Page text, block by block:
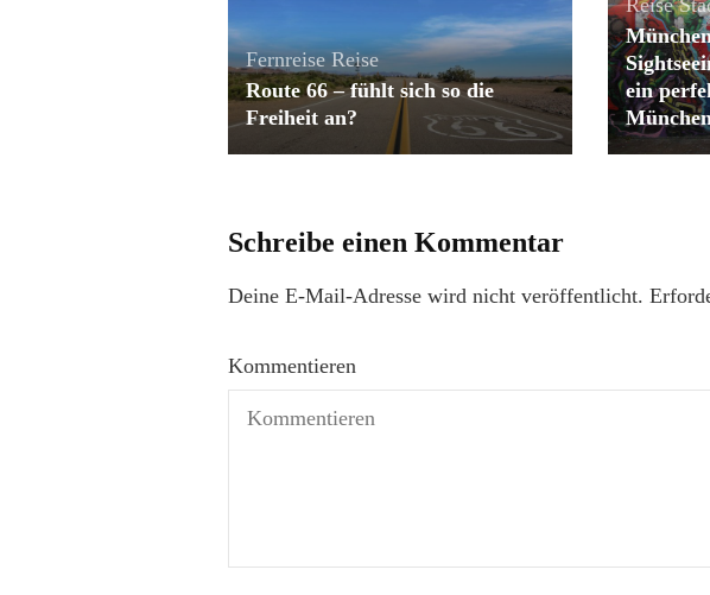
Fernreise Reise
Route 66 – fühlt sich so die
Freiheit an?
ein
Schreibe einen Kommentar
Deine E-Mail-Adresse wird nicht veröffentlicht.
Kommentieren